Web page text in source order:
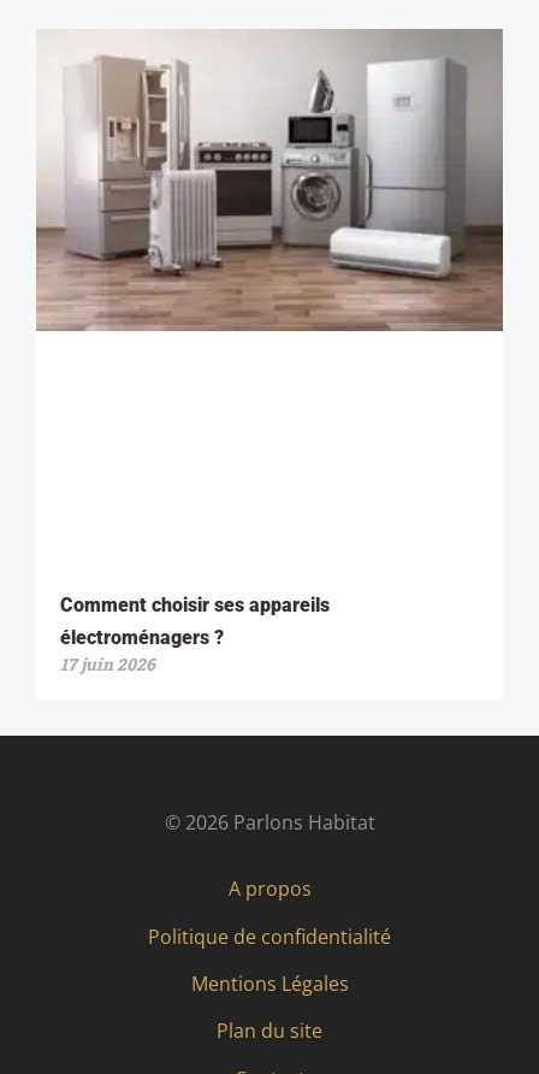
Comment choisir ses appareils
électroménagers ?
17 juin 2026
© 2026 Parlons Habitat
A propos
Politique de confidentialité
Mentions Légales
Plan du site